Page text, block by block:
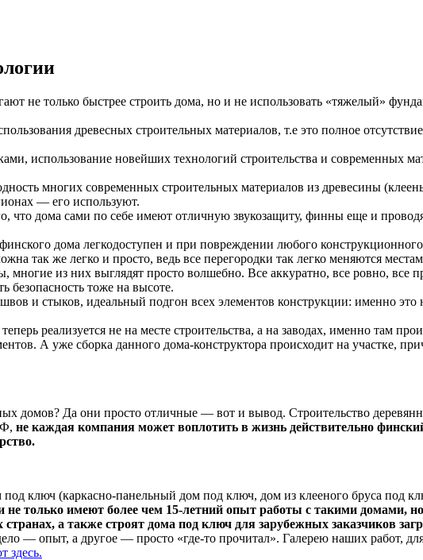
не только быстрее строить дома, но и не использовать «тяжелый»
древесных строительных материалов, т.е это полное
использование новейших технологий строительства и современных
многих современных строительных материалов из древесины
— его используют.
что дома сами по себе имеют отличную звукозащиту, финны еще и
дома легкодоступен и при повреждении любого
так же легко и просто, ведь все перегородки так легко меняются
из них выглядят просто волшебно. Все аккуратно, все ровно, все
безопасность тоже на высоте.
и стыков, идеальный подгон всех элементов конструкции: именно
реализуется не на месте строительства, а на заводах, именно там
А уже сборка данного дома-конструктора происходит на участке,
домов? Да они просто отличные — вот и вывод. Строительство
не каждая компания может воплотить в жизнь действительно
ключ (каркасно-панельный дом под ключ, дом из клееного бруса под
не только имеют более чем 15-летний опыт работы с такими домами,
а также строят дома под ключ для зарубежных заказчиков
— опыт, а другое — просто «где-то прочитал». Галерею наших работ,
здесь.